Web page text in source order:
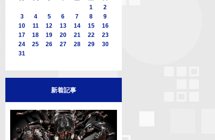
1
2
3
4 5 6 7 8
9
10
11 12 13 14 15
16
17
18 19 20 21 22
23
24
25 26 27 28 29
30
31
新着記事